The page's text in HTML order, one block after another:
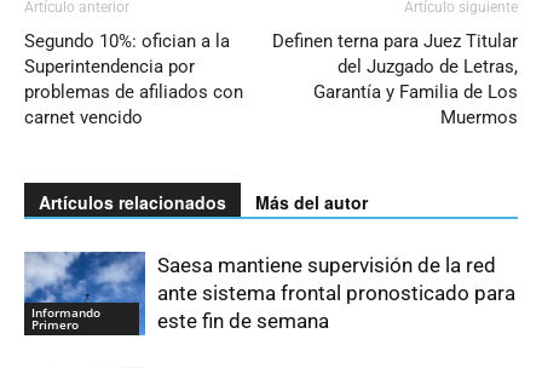
Artículo anterior
Segundo 10%: ofician a la
Superintendencia por
problemas de afiliados con
carnet vencido
Artículo siguiente
Definen terna para Juez Titular
del Juzgado de Letras,
Garantía y Familia de Los
Muermos
Artículos relacionados Más del autor
Informando
Primero
Saesa mantiene supervisión de la red
ante sistema frontal pronosticado para
este fin de semana